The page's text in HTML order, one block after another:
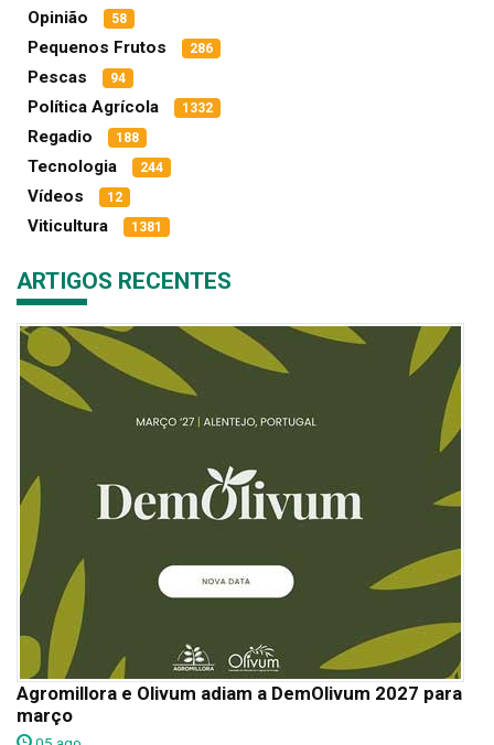
Opinião 58
Pequenos Frutos 286
Pescas 94
Política Agrícola 1332
Regadio 188
Tecnologia 244
Vídeos 12
Viticultura 1381
ARTIGOS RECENTES
Agromillora e Olivum adiam a DemOlivum 2027 para
março